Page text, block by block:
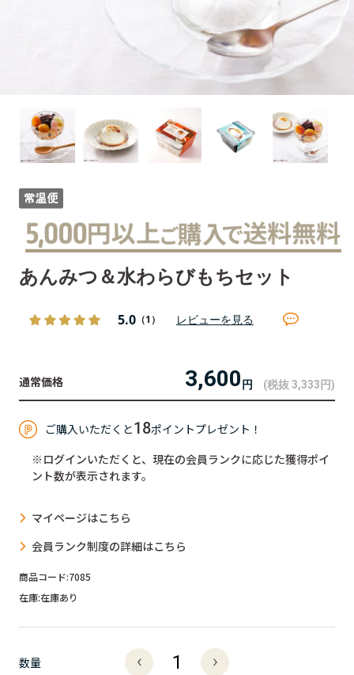
あんみつ＆水わらびもちセット
5.0 （1） レビューを見る
3,600 円 (税抜 3,333 円)
商品コード:7085
在庫:在庫あり
数量
ご購入いただくと18ポイントプレゼント！
※ログインいただくと、現在の会員ランクに応じた獲得ポイ
ント数が表示されます。
マイページはこちら
会員ランク制度の詳細はこちら